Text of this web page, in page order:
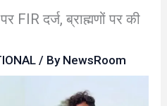
FIR दर्ज, ब्राह्मणों पर की
/ By NewsRoom